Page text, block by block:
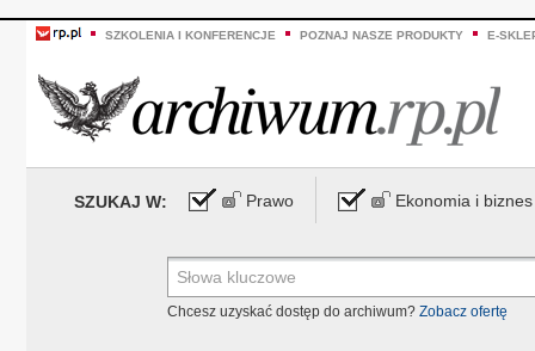
SZKOLENIA I KONFERENCJE POZNAJ NASZE PRODUKTY E-
SZUKAJ W: Prawo Ekonomia i biznes
Chcesz uzyskać dostęp do archiwum? Zobacz ofertę